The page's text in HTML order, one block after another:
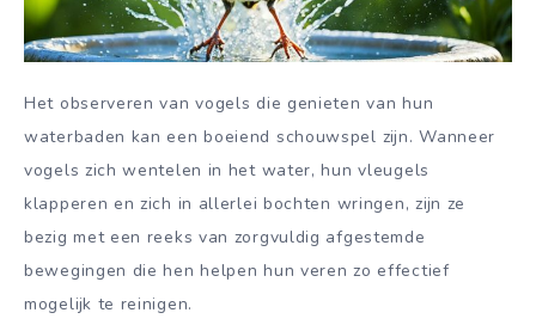
Het observeren van vogels die genieten van hun
waterbaden kan een boeiend schouwspel zijn. Wanneer
vogels zich wentelen in het water, hun vleugels
klapperen en zich in allerlei bochten wringen, zijn ze
bezig met een reeks van zorgvuldig afgestemde
bewegingen die hen helpen hun veren zo effectief
mogelijk te reinigen.